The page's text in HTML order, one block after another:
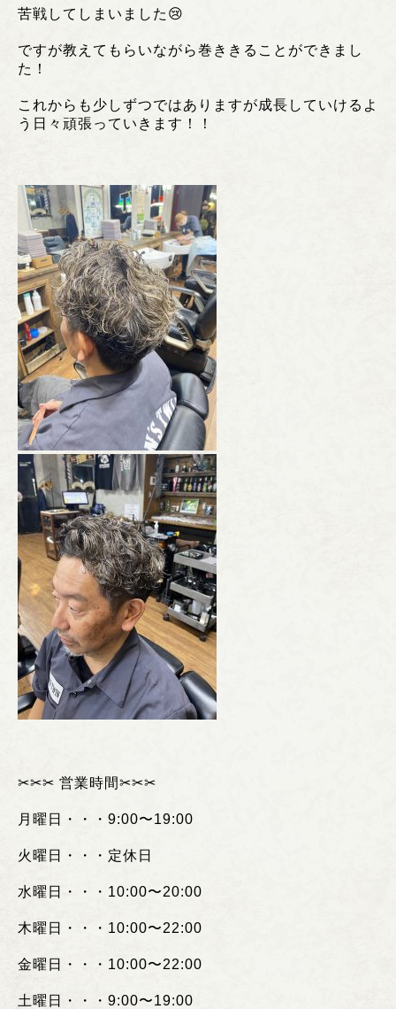
苦戦してしまいました😢
ですが教えてもらいながら巻ききることができまし
た！
これからも少しずつではありますが成長していけるよ
う日々頑張っていきます！！
✂︎✂︎✂︎ 営業時間✂︎✂︎✂︎
月曜日・・・ 9:00〜19:00
火曜日・・・定休日
水曜日・・・ 10:00〜20:00
木曜日・・・ 10:00〜22:00
金曜日・・・ 10:00〜22:00
土曜日・・・ 9:00〜19:00